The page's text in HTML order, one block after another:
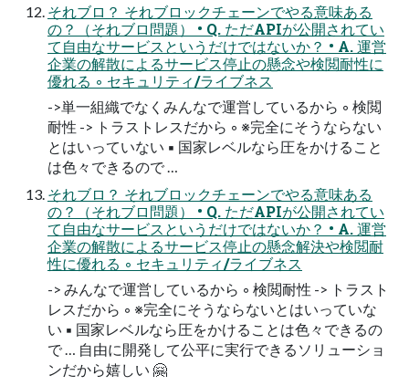
それブロ？ それブロックチェーンでやる意味ある
の？（それブロ問題） • Q. ただAPIが公開されてい
て自由なサービスというだけではないか？ • A. 運営
企業の解散によるサービス停止の懸念や検閲耐性に
優れる ◦ セキュリティ/ライブネス
->単一組織でなくみんなで運営しているから ◦ 検閲
耐性 -> トラストレスだから ◦ ※完全にそうならない
とはいっていない ▪ 国家レベルなら圧をかけること
は色々できるので …
それブロ？ それブロックチェーンでやる意味ある
の？（それブロ問題） • Q. ただAPIが公開されてい
て自由なサービスというだけではないか？ • A. 運営
企業の解散によるサービス停止の懸念解決や検閲耐
性に優れる ◦ セキュリティ/ライブネス
-> みんなで運営しているから ◦ 検閲耐性 -> トラスト
レスだから ◦ ※完全にそうならないとはいっていな
い ▪ 国家レベルなら圧をかけることは色々できるの
で … 自由に開発して公平に実行できるソリューショ
ンだから嬉しい 🤗